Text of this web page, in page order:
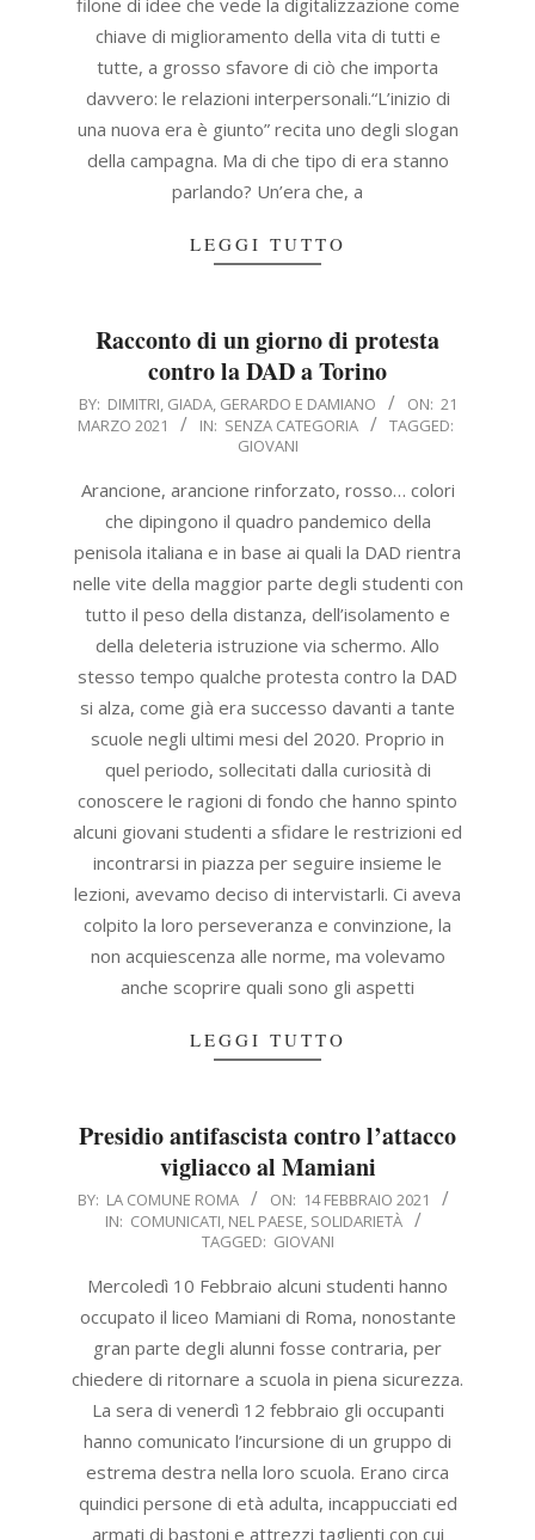
chiave di miglioramento della vita di tutti e
tutte, a grosso sfavore di ciò che importa
davvero: le relazioni interpersonali.“L’inizio di
una nuova era è giunto” recita uno degli slogan
della campagna. Ma di che tipo di era stanno
parlando? Un’era che, a
LEGGI TUTTO
Racconto di un giorno di protesta
contro la DAD a Torino
2021-
03-
BY: DIMITRI, GIADA, GERARDO E DAMIANO ON: 21
MARZO 2021
IN: SENZA CATEGORIA
TAGGED:
GIOVANI
Arancione, arancione rinforzato, rosso… colori
che dipingono il quadro pandemico della
penisola italiana e in base ai quali la DAD rientra
nelle vite della maggior parte degli studenti con
tutto il peso della distanza, dell’isolamento e
della deleteria istruzione via schermo. Allo
stesso tempo qualche protesta contro la DAD
si alza, come già era successo davanti a tante
scuole negli ultimi mesi del 2020. Proprio in
quel periodo, sollecitati dalla curiosità di
conoscere le ragioni di fondo che hanno spinto
alcuni giovani studenti a sfidare le restrizioni ed
incontrarsi in piazza per seguire insieme le
lezioni, avevamo deciso di intervistarli. Ci aveva
colpito la loro perseveranza e convinzione, la
non acquiescenza alle norme, ma volevamo
anche scoprire quali sono gli aspetti
LEGGI TUTTO
Presidio antifascista contro l’attacco
vigliacco al Mamiani
2021-
BY: LA COMUNE ROMA ON: 14 FEBBRAIO 2021
IN: COMUNICATI, NEL PAESE, SOLIDARIETÀ
TAGGED: GIOVANI
Mercoledì 10 Febbraio alcuni studenti hanno
occupato il liceo Mamiani di Roma, nonostante
gran parte degli alunni fosse contraria, per
chiedere di ritornare a scuola in piena sicurezza.
La sera di venerdì 12 febbraio gli occupanti
hanno comunicato l’incursione di un gruppo di
estrema destra nella loro scuola. Erano circa
quindici persone di età adulta, incappucciati ed
armati di bastoni e attrezzi taglienti con cui